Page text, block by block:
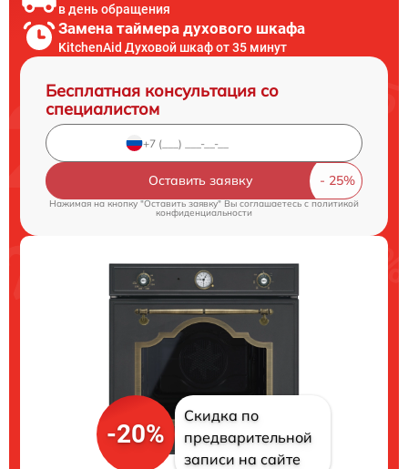
в день обращения
Замена таймера духового шкафа
KitchenAid Духовой шкаф от 35 минут
Бесплатная консультация со
специалистом
Оставить заявку
Нажимая на кнопку "Оставить заявку" Вы соглашаетесь cполитикой
конфиденциальности
-20%
Скидка по
предварительной
записи на сайте